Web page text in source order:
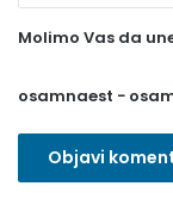
z
n
Molimo Vas da
osamnaest −